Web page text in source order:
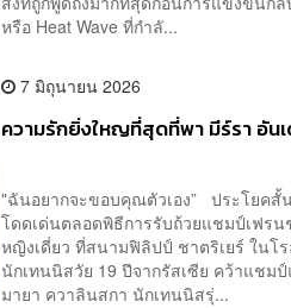
หรือ Heat Wave ที่กำลั...
7 มิถุนายน 2026
ความรักยิ่งใหญที่สุดที่พา มีร์รา อัน
"ฉันอยากจะขอบคุณตัวเอง” ประโยคสั้
โดดเด่นตลอดพิธีการรับถ้วยแชมป์เฟร
หญิงเดี่ยว ที่สนามฟิลิปป์ ชาตริเยร์ ในโ
นักเทนนิสวัย 19 ปีจากรัสเซีย คว้าแชม
มายา ควาลินสกา นักเทนนิสรุ่...